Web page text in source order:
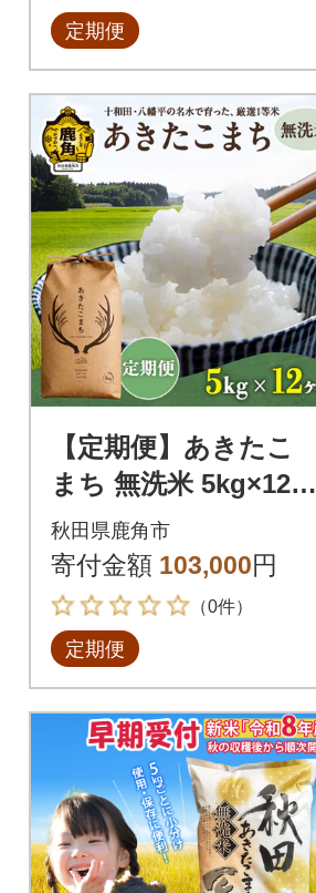
定期便
【定期便】あきたこ
まち 無洗米 5kg×12カ
月【トライズ】
秋田県鹿角市
寄付金額 103,000円
（0件）
定期便